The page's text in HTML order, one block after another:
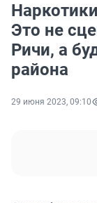
Это не
Ричи, а
района
29 июня 2023, 09:10